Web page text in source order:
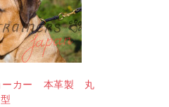
ーカー 本革製 丸
型